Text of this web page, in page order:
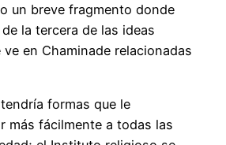
un breve fragmento donde
la tercera de las ideas
en Chaminade relacionadas
formas que le
más fácilmente a todas las